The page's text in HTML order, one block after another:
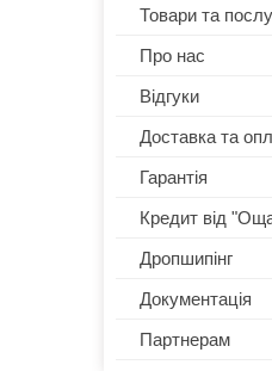
Товари та
Про нас
Відгуки
Доставка та
Гарантія
Кредит від
Дропшипінг
Документація
Партнерам